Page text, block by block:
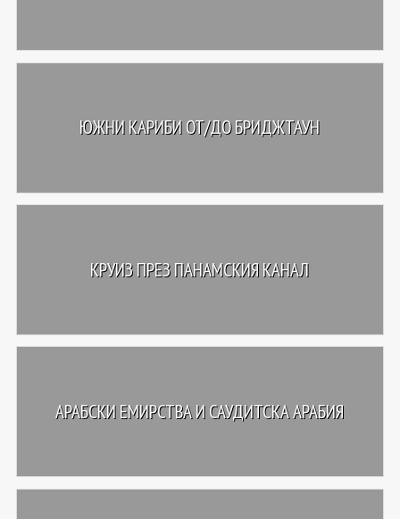
ЮЖНИ КАРИБИ ОТ/ДО БРИДЖТАУН
КРУИЗ ПРЕЗ ПАНАМСКИЯ КАНАЛ
АРАБСКИ ЕМИРСТВА И САУДИТСКА АРАБИЯ